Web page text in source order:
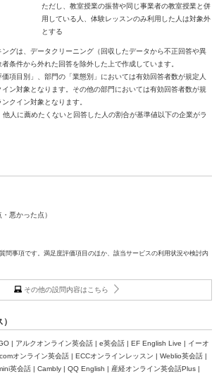
ただし、教室授業の振替や同じ事業者の教室授業と併
用している人、体験レッスンのみ利用した人は対象外
とする
グは、データクリーニング（回収したデータから不正回答や異
条件から外れた回答を除外した上で作成しています。
項目別」、部門の「業態別」においては有効回答者数が規定人
ン対象となります。その他の部門においては有効回答者数が規
クイン対象となります。
人に薦めたくないと回答した人の割合が基準値以下の企業がラ
悪かった点）
問事項です。満足度評価項目のほか、該当サービスの利用状況や検討内
その他の設問内容はこちら
| アルクオンライン英会話 | e英会話 | EF English Live | イーオ
オンライン英会話 | ECCオンラインレッスン | Weblio英会話 |
英会話 | Cambly | QQ English | 産経オンライン英会話Plus |